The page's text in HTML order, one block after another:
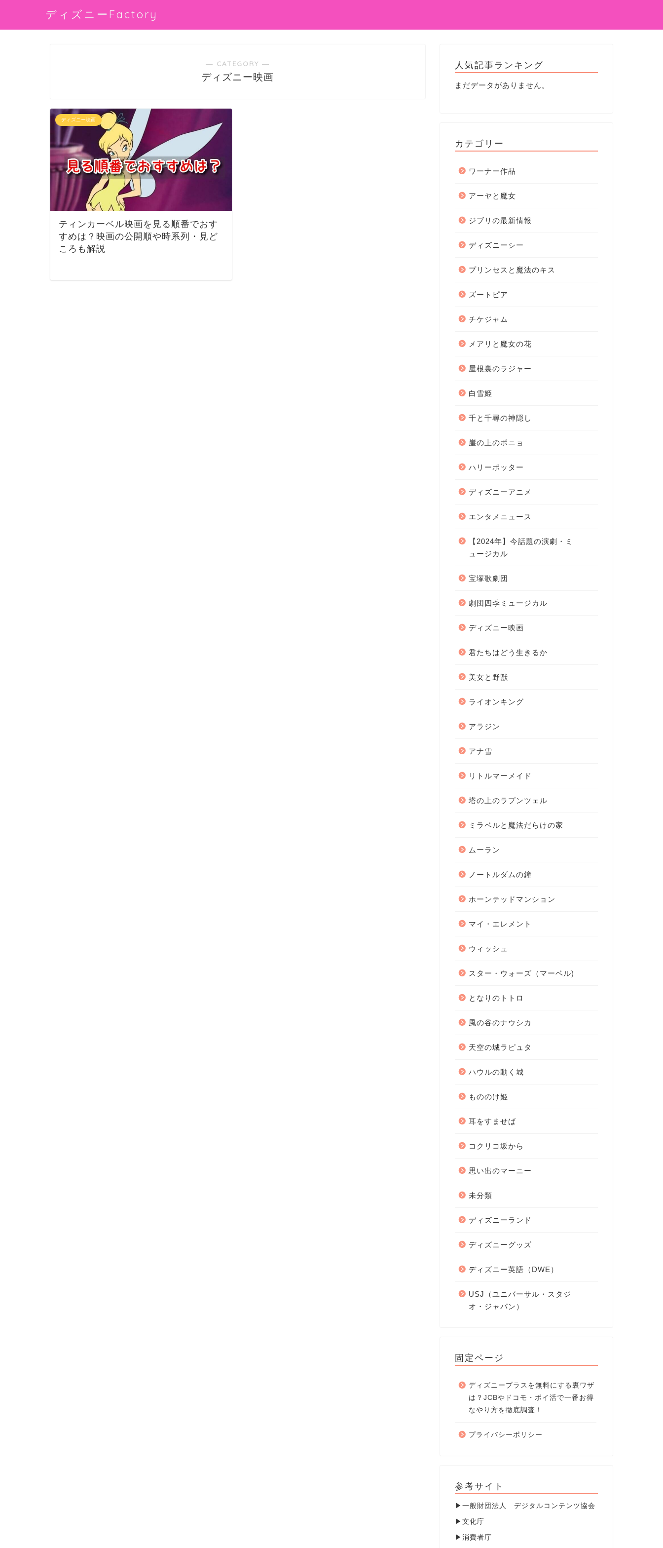
ディズニーFactory
― CATEGORY ―
ディズニー映画
ディズニー映画
ティンカーベル映画を見る順番でおす
すめは？映画の公開順や時系列・見ど
ころも解説
人気記事ランキング
まだデータがありません。
カテゴリー
ワーナー作品
アーヤと魔女
ジブリの最新情報
ディズニーシー
プリンセスと魔法のキス
ズートピア
チケジャム
メアリと魔女の花
屋根裏のラジャー
白雪姫
千と千尋の神隠し
崖の上のポニョ
ハリーポッター
ディズニーアニメ
エンタメニュース
【2024年】今話題の演劇・ミ
ュージカル
宝塚歌劇団
劇団四季ミュージカル
ディズニー映画
君たちはどう生きるか
美女と野獣
ライオンキング
アラジン
アナ雪
リトルマーメイド
塔の上のラプンツェル
ミラベルと魔法だらけの家
ムーラン
ノートルダムの鐘
ホーンテッドマンション
マイ・エレメント
ウィッシュ
スター・ウォーズ（マーベル)
となりのトトロ
風の谷のナウシカ
天空の城ラピュタ
ハウルの動く城
もののけ姫
耳をすませば
コクリコ坂から
思い出のマーニー
未分類
ディズニーランド
ディズニーグッズ
ディズニー英語（DWE）
USJ（ユニバーサル・スタジ
オ・ジャパン）
固定ページ
ディズニープラスを無料にする裏ワザ
は？JCBやドコモ・ポイ活で一番お得
なやり方を徹底調査！
プライバシーポリシー
参考サイト
▶ 一般財団法人 デジタルコンテンツ協会
▶ 文化庁
▶ 消費者庁